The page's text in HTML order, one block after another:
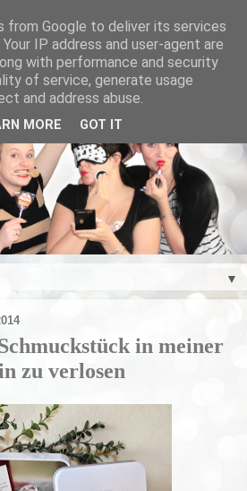
▼
in meiner
zu verlosen
from Google to deliver its services
IP address and user-agent are
with performance and security
of service, generate usage
and address abuse.
MORE GOT IT